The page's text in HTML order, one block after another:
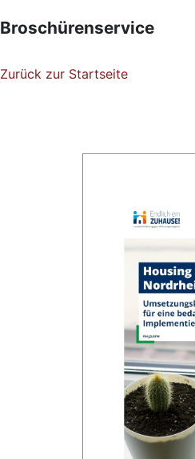
Broschürenservice
Zurück zur Startseite